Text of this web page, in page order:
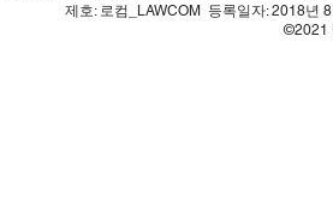
제호: 로컴_LAWCOM 등록일자: 2018년
©2021